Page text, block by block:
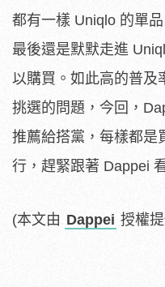
都有一樣 Uniqlo 的單
最後還是默默走進
以購買。如此高的普及
挑選的問題，今回，
推薦給搭黨，每樣都是
行，趕緊跟著 Dappei
(本文由 Dappei 授權